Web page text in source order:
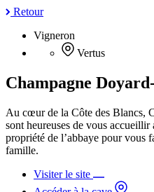
Retour
Vigneron
Vertus
Champagne
Au cœur de la Côte des Blancs,
sont heureuses de vous
propriété de l’abbaye pour vous
famille.
Visiter le site